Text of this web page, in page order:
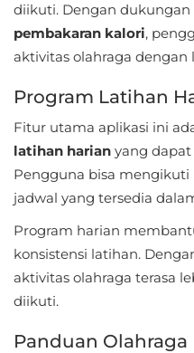
Beauty
Books
&
Reference
Buku
&
Business
Comics
Communication
diikuti. Dengan dukungan
pembakaran kalori,
aktivitas olahraga dengan
Program Latihan
Fitur utama aplikasi ini
latihan harian yang
Pengguna bisa mengikuti
jadwal yang tersedia
Program harian
konsistensi latihan.
aktivitas olahraga terasa
diikuti.
Panduan Olahraga